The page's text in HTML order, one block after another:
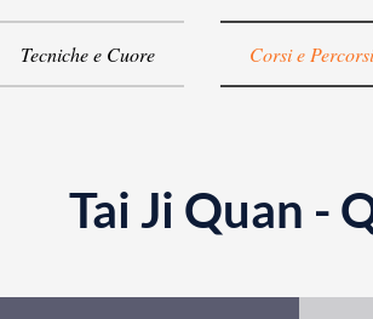
Tecniche e Cuore Corsi e Percorsi
Tai Ji Quan -